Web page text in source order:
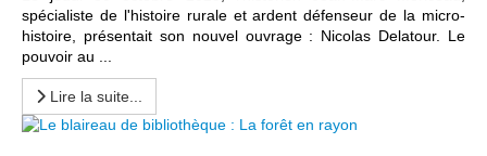
spécialiste de l'histoire rurale et ardent défenseur de la micro-
histoire, présentait son nouvel ouvrage : Nicolas Delatour. Le
pouvoir au ...
Lire la suite...